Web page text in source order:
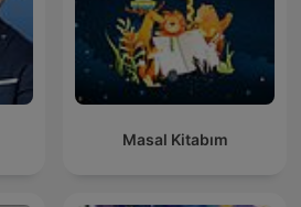
Masal Kitabım